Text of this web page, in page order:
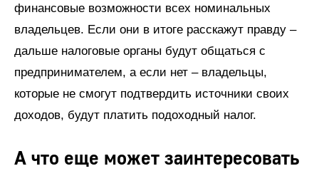
финансовые возможности всех номинальных
владельцев. Если они в итоге расскажут правду –
дальше налоговые органы будут общаться с
предпринимателем, а если нет – владельцы,
которые не смогут подтвердить источники своих
доходов, будут платить подоходный налог.
А что еще может заинтересовать